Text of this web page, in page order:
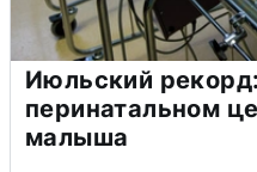
Июльский
перинатальном
малыша